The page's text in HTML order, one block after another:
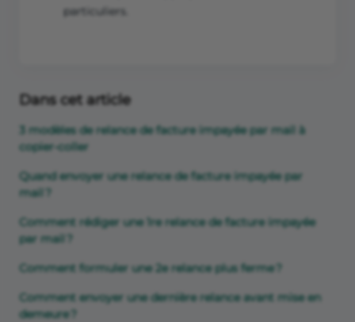
particuliers.
Dans cet article
3 modèles de relance de facture impayée par mail à
copier-coller
Quand envoyer une relance de facture impayée par
mail ?
Comment rédiger une 1re relance de facture impayée
par mail ?
Comment formuler une 2e relance plus ferme ?
Comment envoyer une dernière relance avant mise en
demeure ?